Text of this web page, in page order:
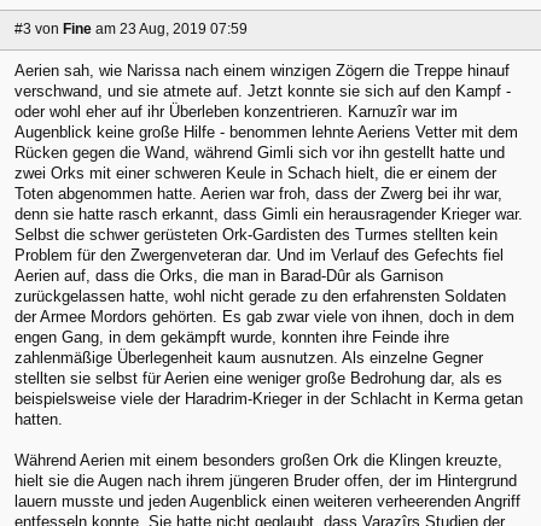
#3 von Fine am 23 Aug, 2019 07:59
Aerien sah, wie Narissa nach einem winzigen Zögern die Treppe hinauf
verschwand, und sie atmete auf. Jetzt konnte sie sich auf den Kampf -
oder wohl eher auf ihr Überleben konzentrieren. Karnuzîr war im
Augenblick keine große Hilfe - benommen lehnte Aeriens Vetter mit dem
Rücken gegen die Wand, während Gimli sich vor ihn gestellt hatte und
zwei Orks mit einer schweren Keule in Schach hielt, die er einem der
Toten abgenommen hatte. Aerien war froh, dass der Zwerg bei ihr war,
denn sie hatte rasch erkannt, dass Gimli ein herausragender Krieger war.
Selbst die schwer gerüsteten Ork-Gardisten des Turmes stellten kein
Problem für den Zwergenveteran dar. Und im Verlauf des Gefechts fiel
Aerien auf, dass die Orks, die man in Barad-Dûr als Garnison
zurückgelassen hatte, wohl nicht gerade zu den erfahrensten Soldaten
der Armee Mordors gehörten. Es gab zwar viele von ihnen, doch in dem
engen Gang, in dem gekämpft wurde, konnten ihre Feinde ihre
zahlenmäßige Überlegenheit kaum ausnutzen. Als einzelne Gegner
stellten sie selbst für Aerien eine weniger große Bedrohung dar, als es
beispielsweise viele der Haradrim-Krieger in der Schlacht in Kerma getan
hatten.
Während Aerien mit einem besonders großen Ork die Klingen kreuzte,
hielt sie die Augen nach ihrem jüngeren Bruder offen, der im Hintergrund
lauern musste und jeden Augenblick einen weiteren verheerenden Angriff
entfesseln konnte. Sie hatte nicht geglaubt, dass Varazîrs Studien der